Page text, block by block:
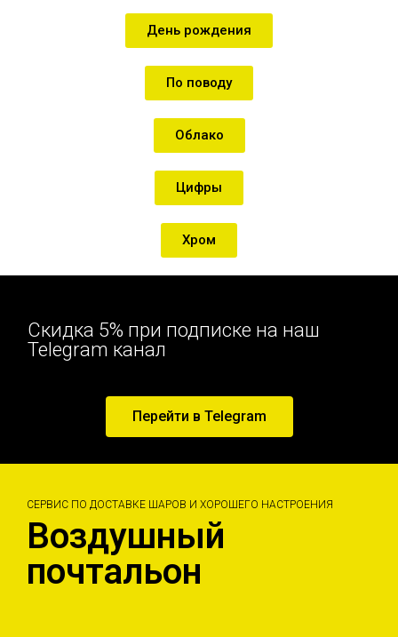
День рождения
По поводу
Облако
Цифры
Хром
Скидка 5% при подписке на наш
Telegram канал
Перейти в Telegram
СЕРВИС ПО ДОСТАВКЕ ШАРОВ И ХОРОШЕГО НАСТРОЕНИЯ
Воздушный
почтальон